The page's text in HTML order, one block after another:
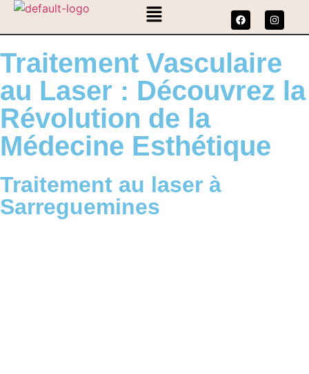
Traitement Vasculaire
au Laser : Découvrez la
Révolution de la
Médecine Esthétique
Traitement au laser à
Sarreguemines